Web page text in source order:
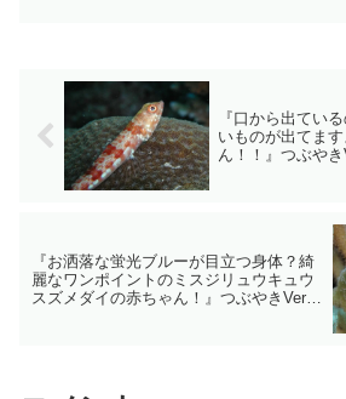
『口から出てい
いものが出てま
ん！！』つぶや
『お洒落な蛍光ブルーが目立つ身体？綺
麗なワンポイントのミスジリュウキュウ
スズメダイの赤ちゃん！』つぶやきVer